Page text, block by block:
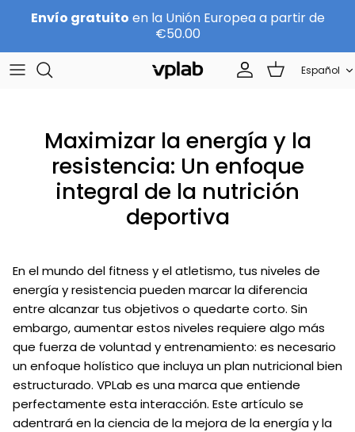
Envío gratuito en la Unión Europea a partir de
€50.00
Español
SETS
Protein
Beauty
About us
CARRERA
Contactos
Become a Distributor
Maximizar la energía y la
resistencia: Un enfoque
integral de la nutrición
deportiva
En el mundo del fitness y el atletismo, tus niveles de
energía y resistencia pueden marcar la diferencia
entre alcanzar tus objetivos o quedarte corto. Sin
embargo, aumentar estos niveles requiere algo más
que fuerza de voluntad y entrenamiento: es necesario
un enfoque holístico que incluya un plan nutricional bien
estructurado. VPLab es una marca que entiende
perfectamente esta interacción. Este artículo se
adentrará en la ciencia de la mejora de la energía y la